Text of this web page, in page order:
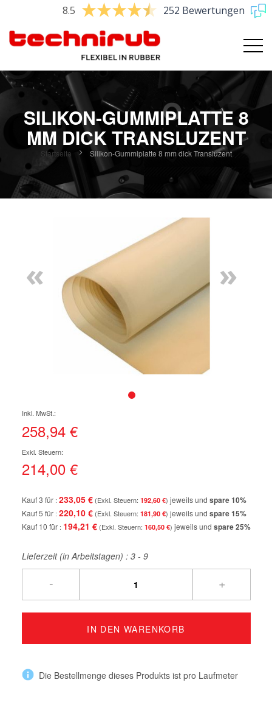
8.5 252 Bewertungen
SILIKON-GUMMIPLATTE 8
MM DICK TRANSLUZENT
Startseite Silikon-Gummiplatte 8 mm dick Transluzent
« »
der
Bildgalerie
258,94 €
214,00 €
Kauf 3 für 233,05 € 192,60 € jeweils und spare10%
Kauf 5 für 220,10 € 181,90 € jeweils und spare15%
Kauf 10 für 194,21 € 160,50 € jeweils und spare25%
Lieferzeit (in Arbeitstagen) : 3 - 9
- +
IN DEN WARENKORB
Die Bestellmenge dieses Produkts ist pro Laufmeter